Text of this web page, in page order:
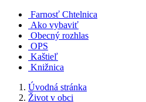
Farnosť Chtelnica
Ako vybaviť
Obecný rozhlas
OPS
Kaštieľ
Knižnica
Úvodná stránka
Život v obci